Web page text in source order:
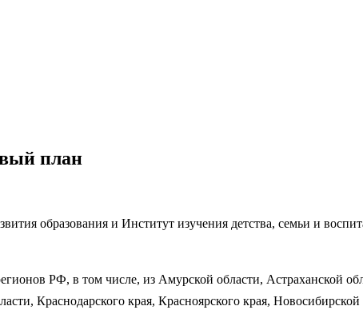
план
образования и Институт изучения детства, семьи и
РФ, в том числе, из Амурской области, Астраханской
Краснодарского края, Красноярского края,